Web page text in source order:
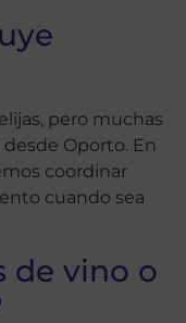
pero muchas
Oporto. En
coordinar
cuando sea
de vino o